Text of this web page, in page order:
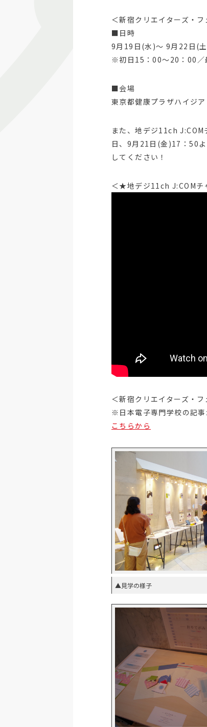
＜新宿クリエイターズ・
■日時
9月19日(水)～ 9月22日(
※初日15：00～20：00／
■会場
東京都健康プラザハイジ
また、地デジ11ch J:COM
日、9月21日(金)17：50
してください！
＜★地デジ11ch J:COMチ
＜新宿クリエイターズ・
※日本電子専門学校の記
こちらから
▲見学の様子